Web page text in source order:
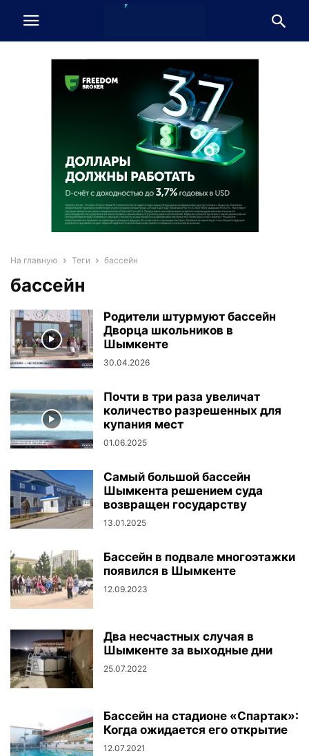
На главную Теги бассейн
бассейн
Родители штурмуют бассейн
Дворца школьников в
Шымкенте
30.04.2026
Почти в три раза увеличат
количество разрешенных для
купания мест
01.06.2025
Самый большой бассейн
Шымкента решением суда
возвращен государству
13.01.2025
Бассейн в подвале многоэтажки
появился в Шымкенте
12.09.2023
Два несчастных случая в
Шымкенте за выходные дни
25.07.2022
Бассейн на стадионе «Спартак»:
Когда ожидается его открытие
12.07.2021